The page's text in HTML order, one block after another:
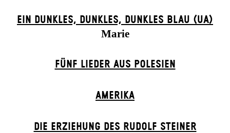
EIN DUNK­LES, DUNK­LES, DUNK­LES BLAU (UA)
Marie
FÜNF LIEDER AUS POLESIEN
AMERIKA
DIE ERZIEHUNG DES RUDOLF STEINER